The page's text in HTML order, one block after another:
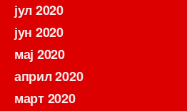
јул 2020
јун 2020
мај 2020
април 2020
март 2020